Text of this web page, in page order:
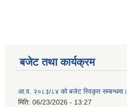
बजेट तथा कार्यक्रम
आ.व. २०८३/८४ को बजेट स्विकृत सम्बन्धमा।
मिति: 06/23/2026 - 13:27